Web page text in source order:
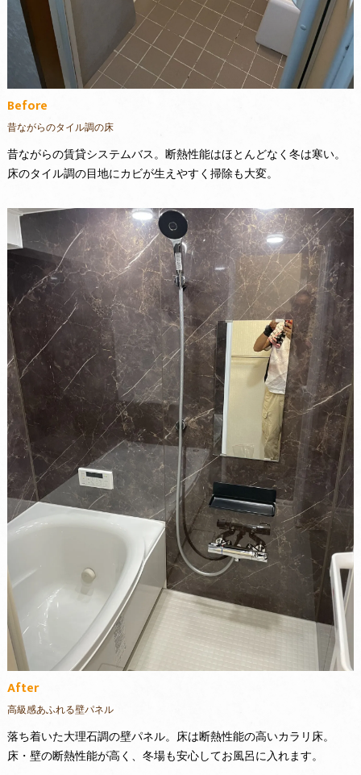
Before
昔ながらのタイル調の床
昔ながらの賃貸システムバス。断熱性能はほとんどなく冬は寒い。
床のタイル調の目地にカビが生えやすく掃除も大変。
After
高級感あふれる壁パネル
落ち着いた大理石調の壁パネル。床は断熱性能の高いカラリ床。
床・壁の断熱性能が高く、冬場も安心してお風呂に入れます。